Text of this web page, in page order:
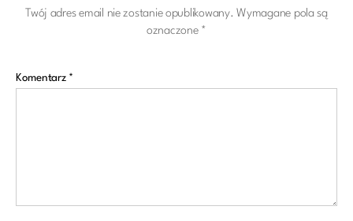
Twój adres email nie zostanie opublikowany. Wymagane pola są
oznaczone *
Komentarz *